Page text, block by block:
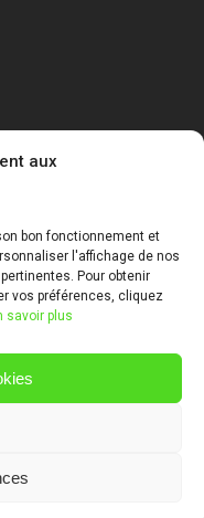
aux
bon fonctionnement et
l'affichage de nos
Pour obtenir
vos préférences, cliquez
savoir plus